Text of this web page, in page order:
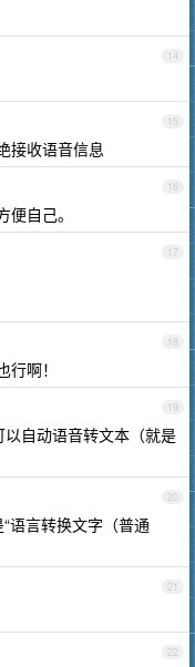
14
15
接收语音信息
16
自己。
17
18
啊！
19
自动语音转文本（就是
20
语言转换文字（普通
21
22